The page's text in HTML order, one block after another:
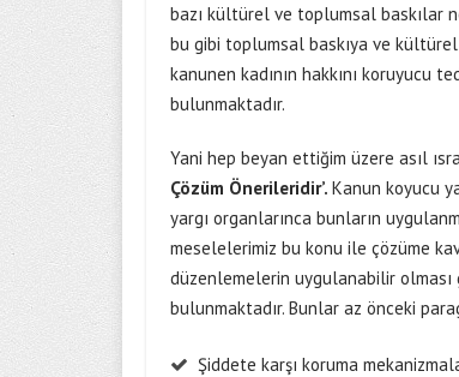
bazı kültürel ve toplumsal baskılar
bu gibi toplumsal baskıya ve
kanunen kadının hakkını koruyucu
bulunmaktadır.
Yani hep beyan ettiğim üzere asıl
Çözüm Önerileridir’. Kanun koyucu
yargı organlarınca bunların
meselelerimiz bu konu ile çözüme
düzenlemelerin uygulanabilir olması
bulunmaktadır. Bunlar az önceki
Şiddete karşı koruma